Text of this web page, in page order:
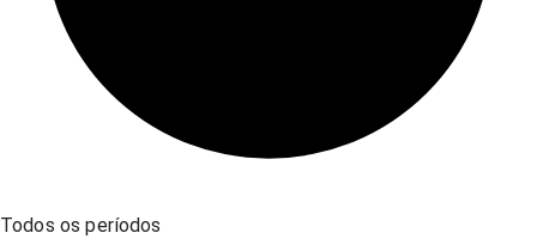
Todos os períodos